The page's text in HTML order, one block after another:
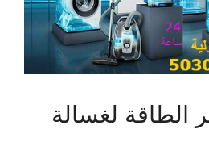
الطاقة لغسالة